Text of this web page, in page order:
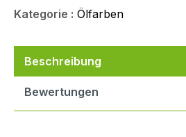
Kategorie : Ölfarben
Beschreibung
Bewertungen